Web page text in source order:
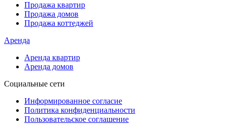
Продажа квартир
Продажа домов
Продажа коттеджей
Аренда
Аренда квартир
Аренда домов
Социальные сети
Информированное согласие
Политика конфиденциальности
Пользовательское соглашение